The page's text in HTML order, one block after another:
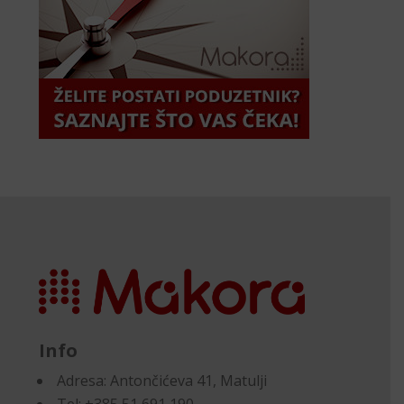
Info
Adresa:Antončićeva 41, Matulji